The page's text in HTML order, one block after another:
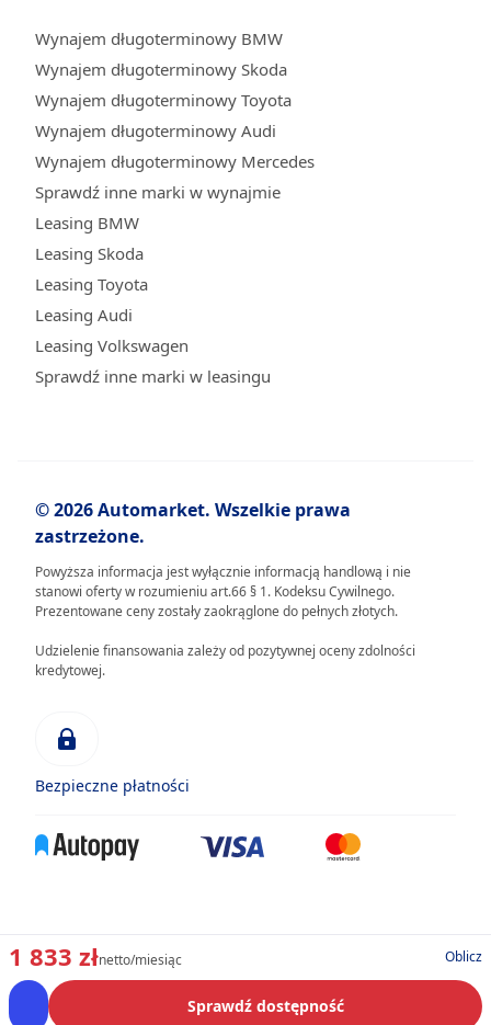
1 833 złnetto/miesiąc Oblicz
Sprawdź dostępność
Wynajem długoterminowy BMW
Wynajem długoterminowy Skoda
Wynajem długoterminowy Toyota
Wynajem długoterminowy Audi
Wynajem długoterminowy Mercedes
Sprawdź inne marki w wynajmie
Leasing BMW
Leasing Skoda
Leasing Toyota
Leasing Audi
Leasing Volkswagen
Sprawdź inne marki w leasingu
© 2026 Automarket. Wszelkie prawa
zastrzeżone.
Powyższa informacja jest wyłącznie informacją handlową i nie
stanowi oferty w rozumieniu art.66 § 1. Kodeksu Cywilnego.
Prezentowane ceny zostały zaokrąglone do pełnych złotych.
Udzielenie finansowania zależy od pozytywnej oceny zdolności
kredytowej.
Bezpieczne płatności